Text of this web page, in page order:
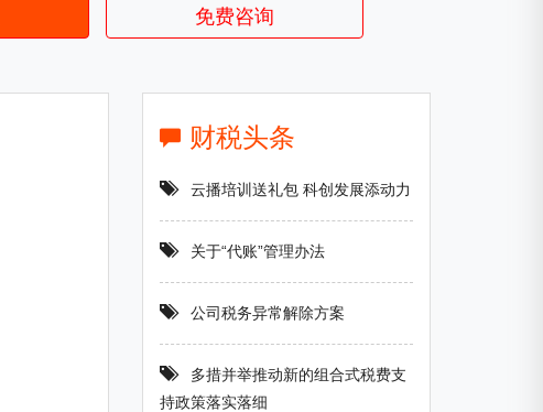
免费咨询
财税头条
云播培训送礼包 科创发展添动力
关于“代账”管理办法
公司税务异常解除方案
多措并举推动新的组合式税费支
持政策落实落细